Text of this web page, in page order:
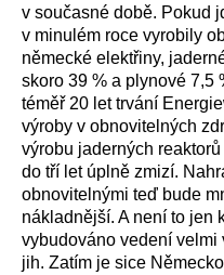
v současné době. Pokud
v minulém roce vyrobily
německé elektřiny,
skoro 39 % a plynové 7,5
téměř 20 let trvání
výroby v obnovitelných
výrobu jaderných
do tří let úplně zmizí.
obnovitelnými teď bude
nákladnější. A není to jen
vybudováno vedení velmi
jih. Zatím je sice